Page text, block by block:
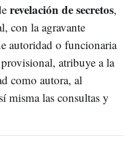
revelación de secretos,
con la agravante
autoridad o funcionaria
atribuye a la
como autora, al
misma las consultas y